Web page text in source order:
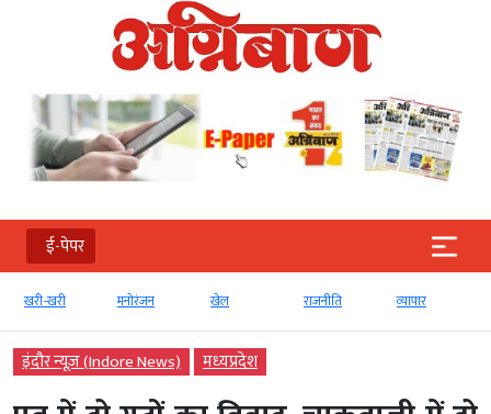
ई-पेपर
खरी-खरी मनोरंजन खेल राजनीति व्‍यापार
इंदौर न्यूज़ (Indore News) मध्‍यप्रदेश